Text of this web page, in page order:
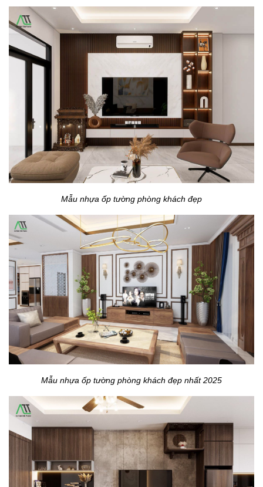
Mẫu nhựa ốp tường phòng khách đẹp
Mẫu nhựa ốp tường phòng khách đẹp nhất 2025